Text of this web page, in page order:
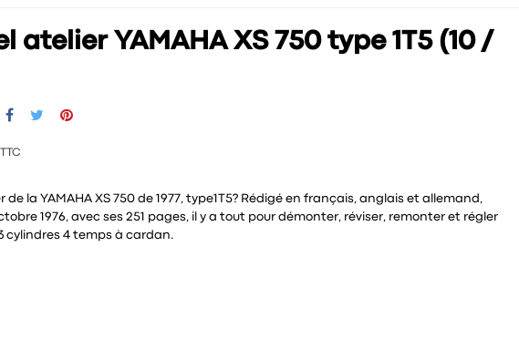
atelier YAMAHA XS 750 type 1T5 (10 /
TTC
de la YAMAHA XS 750 de 1977, type1T5? Rédigé en français, anglais et allemand,
1976, avec ses 251 pages, il y a tout pour démonter, réviser, remonter et régler
cylindres 4 temps à cardan.